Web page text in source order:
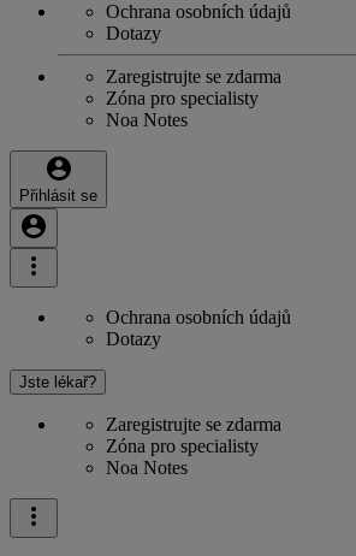
Ochrana osobních údajů
Dotazy
Zaregistrujte se zdarma
Zóna pro specialisty
Noa Notes
Přihlásit se
Ochrana osobních údajů
Dotazy
Jste lékař?
Zaregistrujte se zdarma
Zóna pro specialisty
Noa Notes